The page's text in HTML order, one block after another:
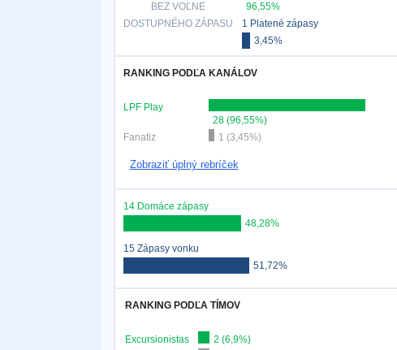
BEZ VOĽNE
DOSTUPNÉHO ZÁPASU
96,55%
1 Platené zápasy
3,45%
RANKING PODĽA KANÁLOV
LPF Play
28 (96,55%)
Fanatiz
1 (3,45%)
Zobraziť úplný rebríček
14 Domáce zápasy
48,28%
15 Zápasy vonku
51,72%
RANKING PODĽA TÍMOV
Excursionistas
2 (6,9%)